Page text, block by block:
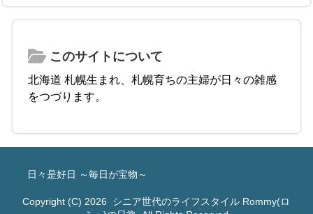
このサイトについて
北海道 札幌生まれ、札幌育ちの主婦が日々の雑感
をつづります。
日々是好日 ～毎日が宝物～
Copyright (C) 2026 シニア世代のライフスタイル Rommy(ロ